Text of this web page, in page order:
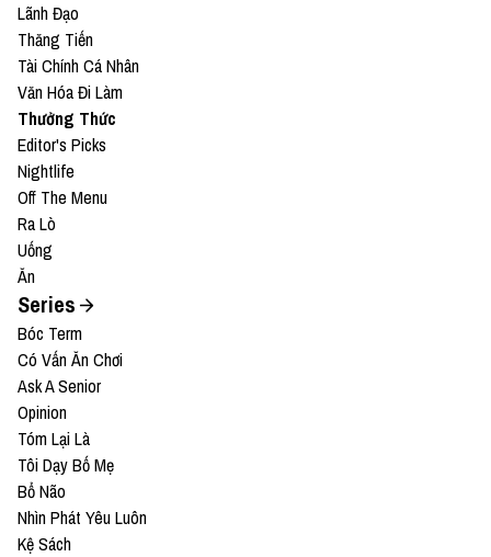
Lãnh Đạo
Thăng Tiến
Tài Chính Cá Nhân
Văn Hóa Đi Làm
Thưởng Thức
Editor's Picks
Nightlife
Off The Menu
Ra Lò
Uống
Ăn
Series
Bóc Term
Có Vấn Ăn Chơi
Ask A Senior
Opinion
Tóm Lại Là
Tôi Dạy Bố Mẹ
Bổ Não
Nhìn Phát Yêu Luôn
Kệ Sách